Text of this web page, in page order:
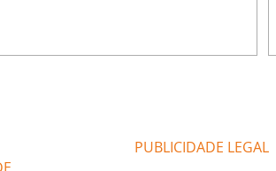
estavam envolvidos na tentativa de
à
PUBLICIDADE LEGAL